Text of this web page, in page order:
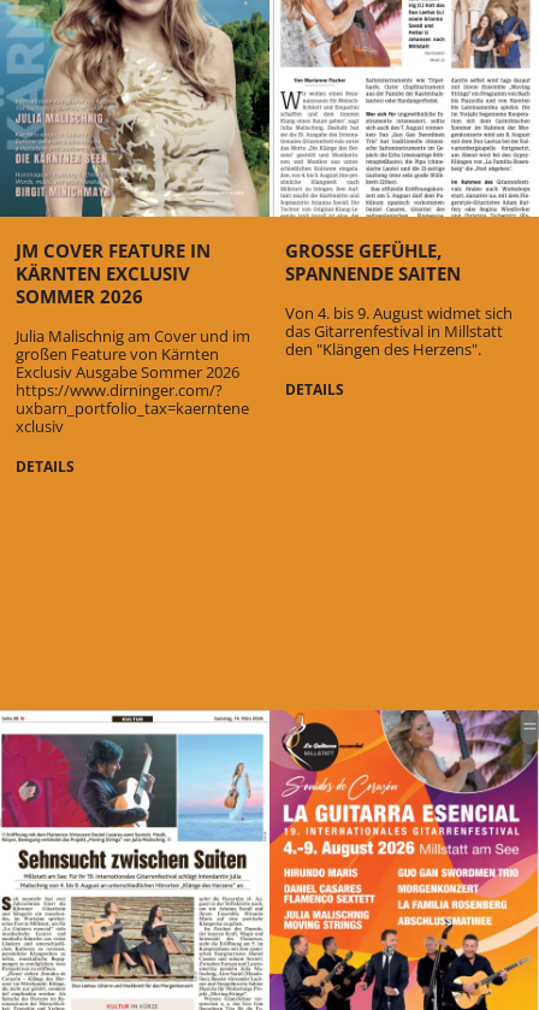
JM COVER FEATURE IN
KÄRNTEN EXCLUSIV
SOMMER 2026
Julia Malischnig am Cover und im
großen Feature von Kärnten
Exclusiv Ausgabe Sommer 2026
https://www.dirninger.com/?
uxbarn_portfolio_tax=kaerntene
xclusiv
DETAILS
GROSSE GEFÜHLE, S
PANNENDE SAITEN
Von 4. bis 9. August widmet sich
das Gitarrenfestival in Millstatt
den "Klängen des Herzens".
DETAILS